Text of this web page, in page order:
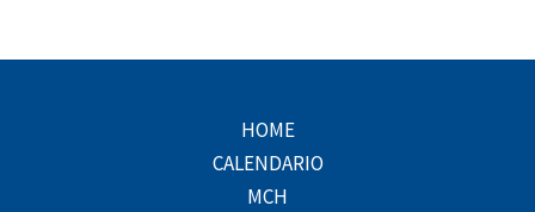
HOME
CALENDARIO
MCH